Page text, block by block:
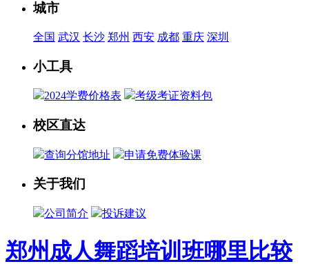
城市
全国 武汉 长沙 郑州 西安 成都 重庆 深圳
小工具
2024学费价格表 考级考证资料包
校区直达
查询分馆地址 申请免费体验课
关于我们
公司简介 投诉建议
郑州成人舞蹈培训班哪里比较